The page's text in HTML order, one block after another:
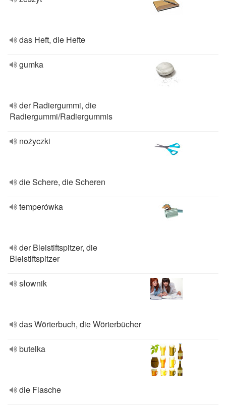
das Heft, die Hefte
gumka
der Radiergummi, die
Radiergummi/Radiergummis
nożyczki
die Schere, die Scheren
temperówka
der Bleistiftspitzer, die
Bleistiftspitzer
słownik
das Wörterbuch, die Wörterbücher
butelka
die Flasche